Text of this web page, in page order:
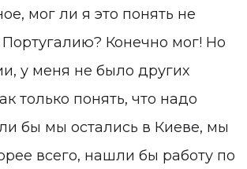
мог ли я это понять не
Конечно мог! Но
у меня не было других
только понять, что надо
бы мы остались в Киеве, мы
всего, нашли бы работу по